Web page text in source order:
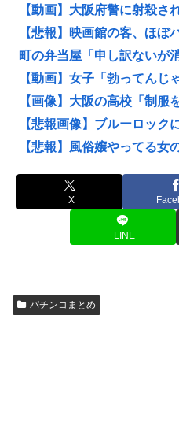
【動画】大阪府警に射殺さ
【悲報】映画館の客、ほぼ
町の弁当屋「申し訳ないが
【動画】女子「勃ってんじ
【画像】大阪の高校「制服
【悲報画像】ブルーロック
【悲報】風俗嬢やってる女
X
LINE
パチンコまとめ